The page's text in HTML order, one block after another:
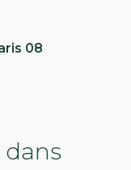
08
dans